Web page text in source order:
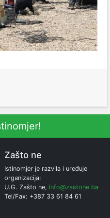
Zašto ne
Istinomjer je razvila i uređuje
organizacija:
U.G. Zašto ne, info@zastone.ba
Tel/Fax: +387 33 61 84 61